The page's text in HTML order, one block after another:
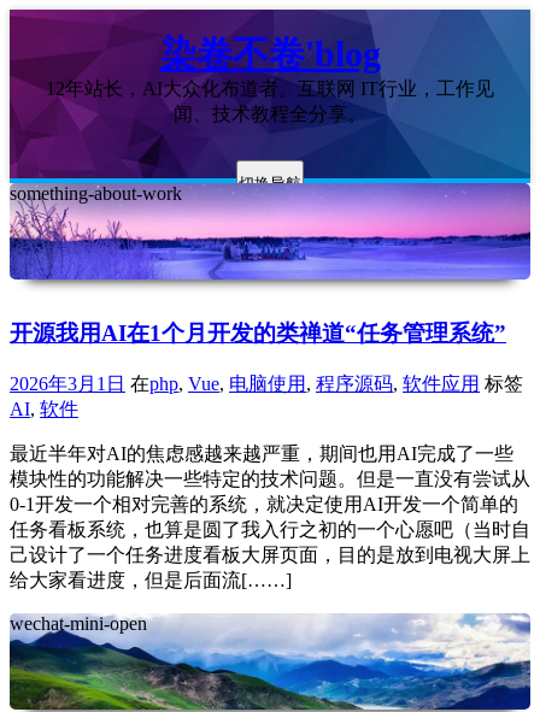
染卷不卷'blog
12年站长，AI大众化布道者。互联网 IT行业，工作见
闻、技术教程全分享。
切换导航
something-about-work
开源我用AI在1个月开发的类禅道“任务管理系统”
2026年3月1日 在php, Vue, 电脑使用 , 程序源码, 软件应用 标签
AI, 软件
最近半年对AI的焦虑感越来越严重，期间也用AI完成了一些
模块性的功能解决一些特定的技术问题。但是一直没有尝试从
0-1开发一个相对完善的系统，就决定使用AI开发一个简单的
任务看板系统，也算是圆了我入行之初的一个心愿吧（当时自
己设计了一个任务进度看板大屏页面，目的是放到电视大屏上
给大家看进度，但是后面流[……]
wechat-mini-open